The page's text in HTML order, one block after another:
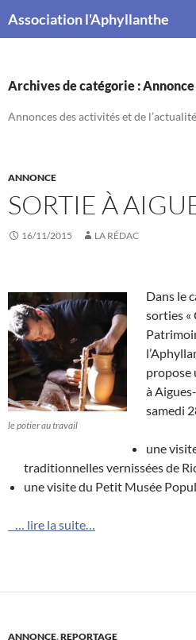
Association l'Aphyllanthe
Archives de catégorie : Annonce
Annonces des activités et de
ANNONCE
SORTIE À
16/11/2015 LA RÉDAC
le potier au travail
Dans le
sorties «
propose
à
samedi
une
traditionnelles vernissées de
une visite du Petit Musée
… lire la suite…
ANNONCE,REPORTAGE